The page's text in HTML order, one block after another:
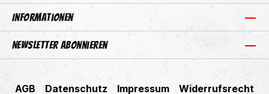
Informationen
Newsletter abonnieren
AGB Datenschutz Impressum Widerrufsrecht